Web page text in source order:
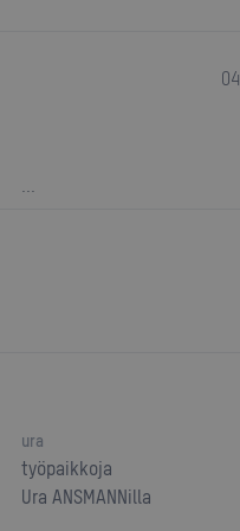
04
ura
työpaikkoja
Ura ANSMANNilla